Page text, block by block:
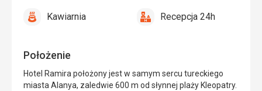
Położenie
Hotel Ramira położony jest w samym sercu tureckiego
miasta Alanya, zaledwie 600 m od słynnej plaży Kleopatry.
dzieci
Kawiarnia
Kawiarnia
tak
RecepcjaRecepcja 24h
tak